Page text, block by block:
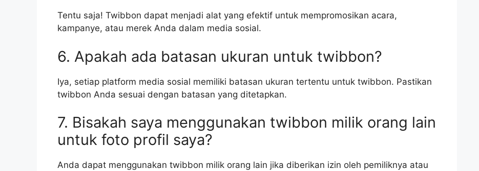
Tentu saja! Twibbon dapat menjadi alat yang efektif untuk mempromosikan acara,
kampanye, atau merek Anda dalam media sosial.
6. Apakah ada batasan ukuran untuk twibbon?
Iya, setiap platform media sosial memiliki batasan ukuran tertentu untuk twibbon. Pastikan
twibbon Anda sesuai dengan batasan yang ditetapkan.
7. Bisakah saya menggunakan twibbon milik orang lain
untuk foto profil saya?
Anda dapat menggunakan twibbon milik orang lain jika diberikan izin oleh pemiliknya atau